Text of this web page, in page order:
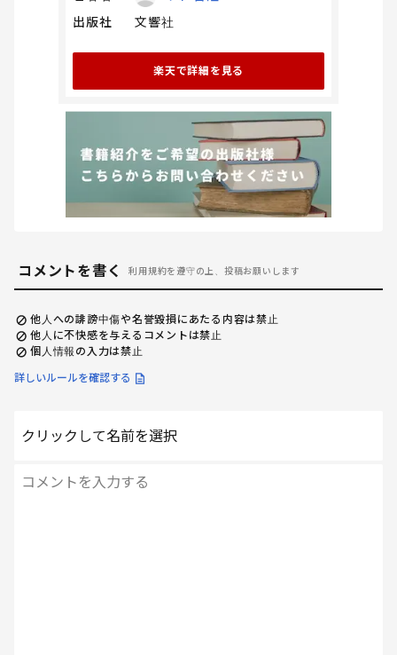
出版社
文響社
楽天で詳細を見る
コメントを書く 利用規約を遵守の上、投稿お願いします
他人への誹謗中傷や名誉毀損にあたる内容は禁止
他人に不快感を与えるコメントは禁止
個人情報の入力は禁止
詳しいルールを確認する
クリックして名前を選択